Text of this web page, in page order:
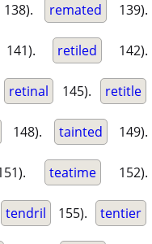
138). remated 139).
141). retiled 142).
retinal 145). retitle
148). tainted 149).
teatime 152).
tendril 155). tentier